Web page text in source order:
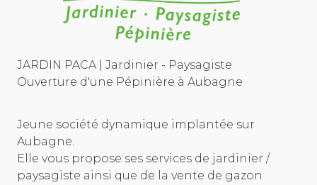
JARDIN PACA | Jardinier - Paysagiste
Ouverture d'une Pépinière à Aubagne
Jeune société dynamique implantée sur
Aubagne.
Elle vous propose ses services de jardinier /
paysagiste ainsi que de la vente de gazon